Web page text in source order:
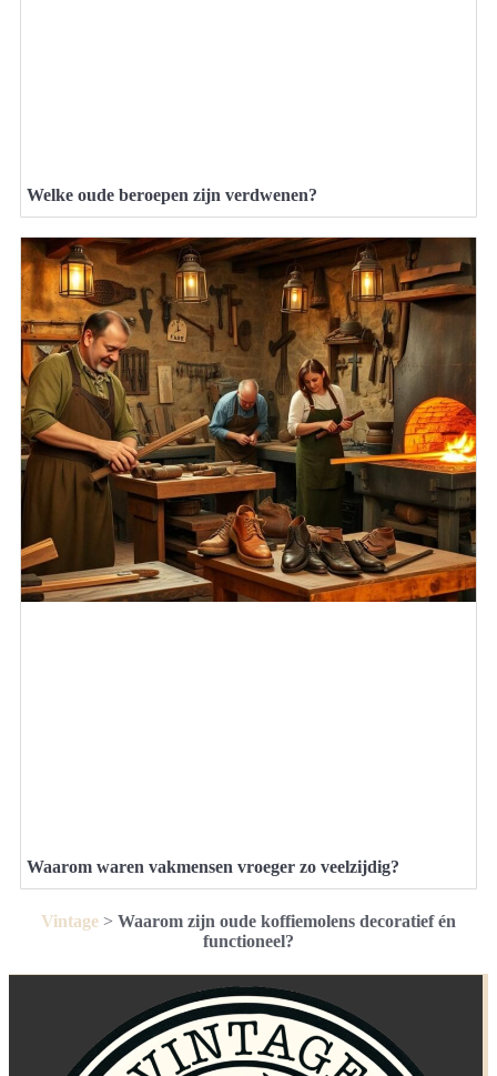
Welke oude beroepen zijn verdwenen?
Waarom waren vakmensen vroeger zo veelzijdig?
Vintage > Waarom zijn oude koffiemolens decoratief én
functioneel?